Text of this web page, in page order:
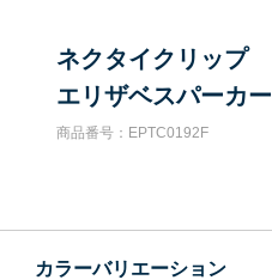
ネクタイクリップ
エリザベスパーカー
商品番号：EPTC0192F
カラーバリエーション